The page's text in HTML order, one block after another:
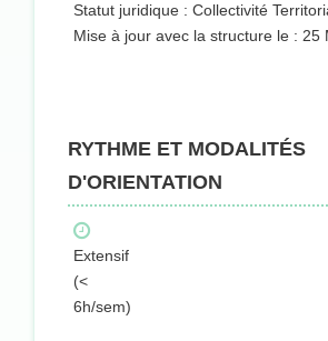
Statut juridique : Collectivité
Mise à jour avec la structure le : 25
RYTHME ET MODALITÉS
D'ORIENTATION
Extensif
(<
6h/sem)